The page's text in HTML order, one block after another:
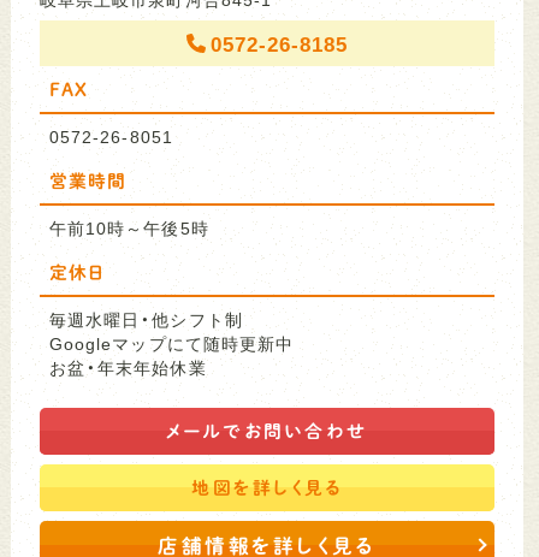
0572-26-8185
FAX
0572-26-8051
営業時間
午前10時～午後5時
定休日
毎週水曜日・他シフト制
Googleマップにて随時更新中
お盆・年末年始休業
メールで お問い合わせ
地図を詳しく見る
店舗情報を詳しく見る